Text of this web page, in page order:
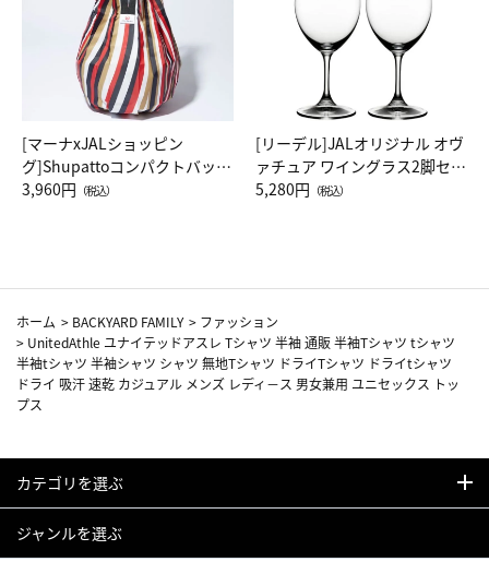
[マーナxJALショッピン
グ]Shupattoコンパクトバッグ
Drop JAL客室乗務員（LC）ス
3,960円 （税込）
[リーデル]JALオリジナル オヴ
ァチュア ワイングラス2脚セッ
ト（レッドワイン）
5,280円 （税込）
ホーム > BACKYARD FAMILY > ファッション
> UnitedAthle ユナイテッドアスレ Tシャツ 半袖 通販 半袖Tシャツ tシャツ
半袖tシャツ 半袖シャツ シャツ 無地Tシャツ ドライTシャツ ドライtシャツ
ドライ 吸汗 速乾 カジュアル メンズ レディ－ス 男女兼用 ユニセックス トッ
プス
カテゴリを選ぶ
ジャンルを選ぶ